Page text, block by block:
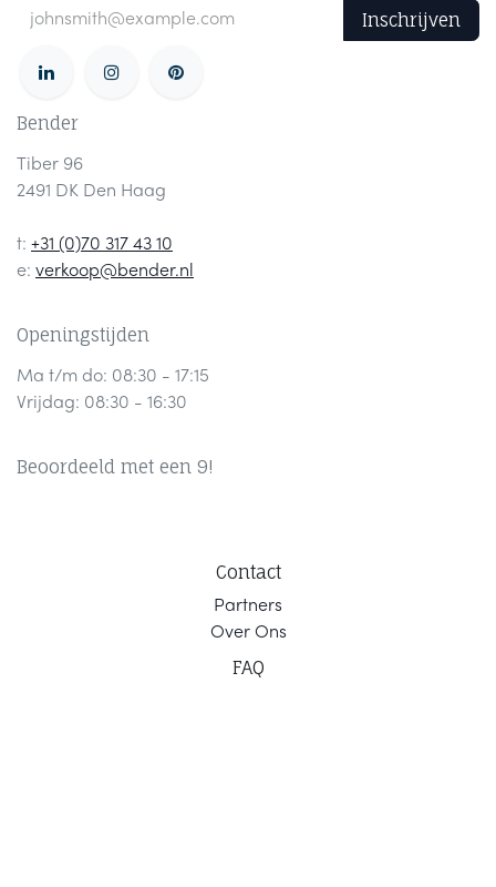
Inschrijven
Bender
Tiber 96
2491 DK Den Haag
t: +31 (0)70 317 43 10
e: verkoop@bender.nl
Openingstijden
Ma t/m do: 08:30 - 17:15
Vrijdag: 08:30 - 16:30
Beoordeeld met een 9!
Contact
Partners
Over Ons
FAQ